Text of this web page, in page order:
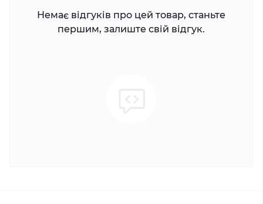
Немає відгуків про цей товар, станьте
першим, залиште свій відгук.